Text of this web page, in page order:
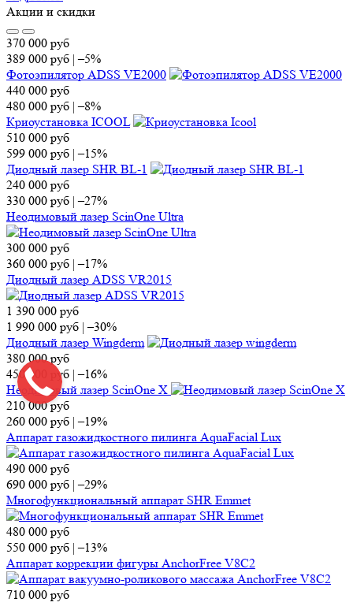
Акции и скидки
370 000 руб
389 000 руб |–5%
Фотоэпилятор ADSS VE2000
440 000 руб
480 000 руб |–8%
Криоустановка ICOOL
510 000 руб
599 000 руб |–15%
Диодный лазер SHR BL-1
240 000 руб
330 000 руб |–27%
Неодимовый лазер ScinOne Ultra
300 000 руб
360 000 руб |–17%
Диодный лазер ADSS VR2015
1 390 000 руб
1 990 000 руб |–30%
Диодный лазер Wingderm
380 000руб
450 000
руб |–16%
Неодимовый лазер ScinOne X
210 000руб
260 000 руб |–19%
Аппарат газожидкостного пилинга AquaFacial Lux
490 000 руб
690 000 руб |–29%
Многофункциональный аппарат SHR Emmet
480 000 руб
550 000 руб |–13%
Аппарат коррекции фигуры AnchorFree V8C2
710 000 руб